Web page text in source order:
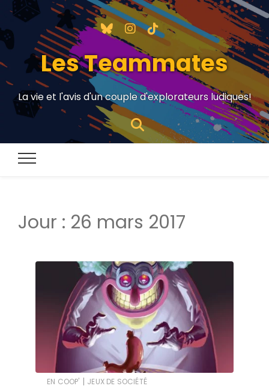
Les Teammates
La vie et l'avis d'un couple d'explorateurs ludiques!
Jour : 26 mars 2017
EN COOP' | JEUX DE SOCIÉTÉ